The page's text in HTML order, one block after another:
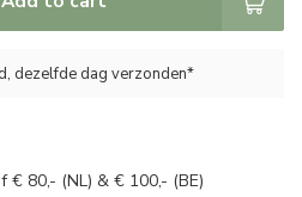
dezelfde dag verzonden*
€ 80,- (NL) & € 100,- (BE)